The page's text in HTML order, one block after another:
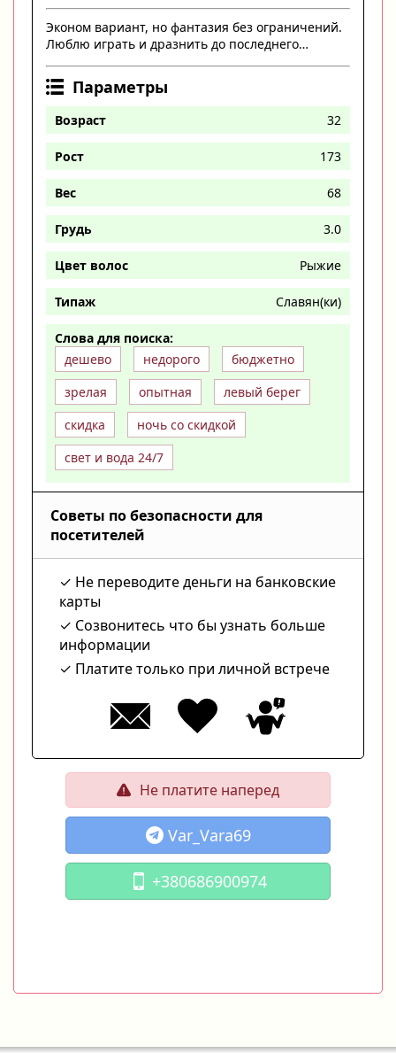
Эконом вариант, но фантазия без ограничений.
Люблю играть и дразнить до последнего…
Параметры
Возраст 32
Рост 173
Вес 68
Грудь 3.0
Цвет волос Рыжие
Типаж Славян(ки)
Слова для поиска:
дешево
недорого
бюджетно
зрелая
опытная
левый берег
скидка
ночь со скидкой
свет и вода 24/7
Советы по безопасности для
посетителей
Не переводите деньги на банковские
карты
Созвонитесь что бы узнать больше
информации
Платите только при личной встрече
Не платите наперед
Var_Vara69
+380686900974